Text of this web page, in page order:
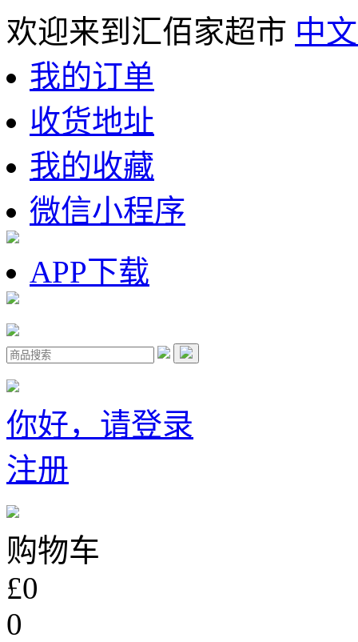
欢迎来到汇佰家超市 中
我的订单
收货地址
我的收藏
微信小程序
APP下载
你好，请登录
注册
购物车
£0
0